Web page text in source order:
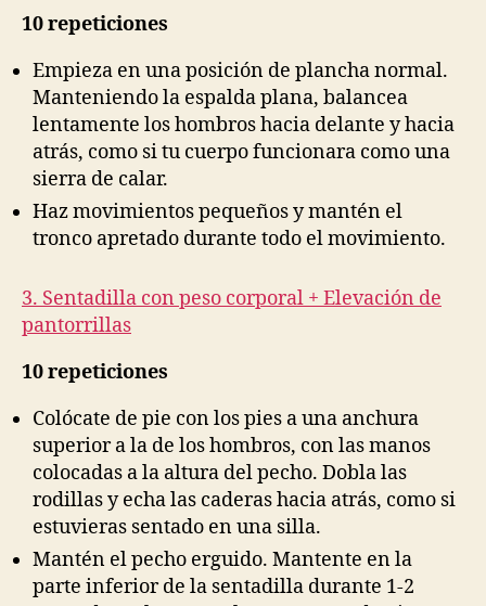
10 repeticiones
Empieza en una posición de plancha normal.
Manteniendo la espalda plana, balancea
lentamente los hombros hacia delante y hacia
atrás, como si tu cuerpo funcionara como una
sierra de calar.
Haz movimientos pequeños y mantén el
tronco apretado durante todo el movimiento.
3. Sentadilla con peso corporal + Elevación de
pantorrillas
10 repeticiones
Colócate de pie con los pies a una anchura
superior a la de los hombros, con las manos
colocadas a la altura del pecho. Dobla las
rodillas y echa las caderas hacia atrás, como si
estuvieras sentado en una silla.
Mantén el pecho erguido. Mantente en la
parte inferior de la sentadilla durante 1-2